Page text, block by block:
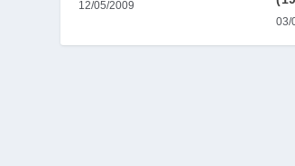
12/05/2009
03/